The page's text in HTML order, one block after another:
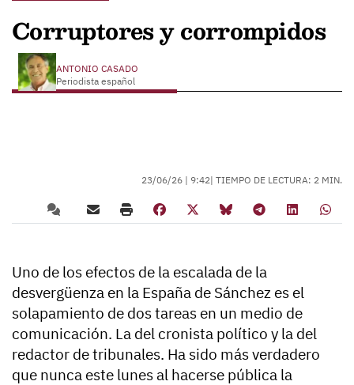
Corruptores y corrompidos
ANTONIO CASADO
Periodista español
23/06/26 | 9:42| TIEMPO DE LECTURA: 2 MIN.
Uno de los efectos de la escalada de la
desvergüenza en la España de Sánchez es el
solapamiento de dos tareas en un medio de
comunicación. La del cronista político y la del
redactor de tribunales. Ha sido más verdadero
que nunca este lunes al hacerse pública la